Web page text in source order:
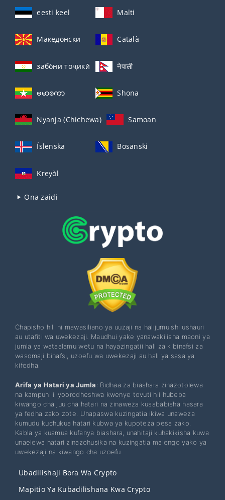
eesti keel Malti
Македонски Català
забо́ни тоҷикӣ́ नेपाली
ဗမာစကာ Shona
Nyanja (Chichewa) Samoan
Íslenska Bosanski
Kreyòl
Ona zaidi
Chapisho hili ni mawasiliano ya uuzaji na halijumuishi ushauri
au utafiti wa uwekezaji. Maudhui yake yanawakilisha maoni ya
jumla ya wataalamu wetu na hayazingatii hali za kibinafsi za
wasomaji binafsi, uzoefu wa uwekezaji au hali ya sasa ya
kifedha.
Arifa ya Hatari ya Jumla: Bidhaa za biashara zinazotolewa
na kampuni iliyoorodheshwa kwenye tovuti hii hubeba
kiwango cha juu cha hatari na zinaweza kusababisha hasara
ya fedha zako zote. Unapaswa kuzingatia ikiwa unaweza
kumudu kuchukua hatari kubwa ya kupoteza pesa zako.
Kabla ya kuamua kufanya biashara, unahitaji kuhakikisha kuwa
unaelewa hatari zinazohusika na kuzingatia malengo yako ya
uwekezaji na kiwango cha uzoefu.
Ubadilishaji Bora Wa Crypto
Mapitio Ya Kubadilishana Kwa Crypto